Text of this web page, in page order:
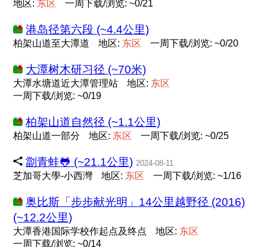
地区: 东区 一周下载/浏览: ~0/21
港岛径第六段 (~4.4公里)
柏架山道至大潭道 地区: 东区 一周下载/浏览: ~0/20
大潭树木研习径 (~70米)
大潭水塘道近大潭管理站 地区: 东区
一周下载/浏览: ~0/19
柏架山道自然径 (~1.1公里)
柏架山道一部分 地区: 东区 一周下载/浏览: ~0/25
劏青蛙🐸 (~21.1公里) 2024-08-11
芝加哥大學-小西灣 地区: 东区 一周下载/浏览: ~1/16
奥比斯「步步献光明」14公里越野径 (2016)
(~12.2公里)
大潭香港国际学校作起点及终点 地区: 东区
一周下载/浏览: ~0/14